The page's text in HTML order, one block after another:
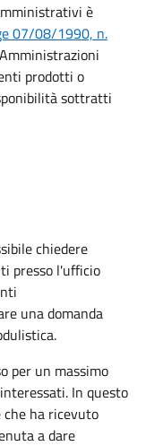
è
07/08/1990, n.
prodotti o
sottratti
chiedere
presso l'ufficio
una domanda
per un massimo
In questo
che ha ricevuto
a dare